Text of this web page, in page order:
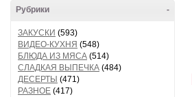
-
Рубрики
ЗАКУСКИ (593)
ВИДЕО-КУХНЯ (548)
БЛЮДА ИЗ МЯСА (514)
СЛАДКАЯ ВЫПЕЧКА (484)
ДЕСЕРТЫ (471)
РАЗНОЕ (417)